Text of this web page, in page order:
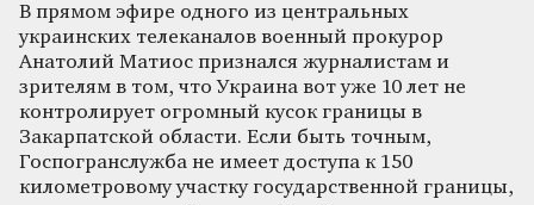
В прямом эфире одного из центральных
украинских телеканалов военный прокурор
Анатолий Матиос признался журналистам и
зрителям в том, что Украина вот уже 10 лет не
контролирует огромный кусок границы в
Закарпатской области. Если быть точным,
Госпогранслужба не имеет доступа к 150
километровому участку государственной границы,